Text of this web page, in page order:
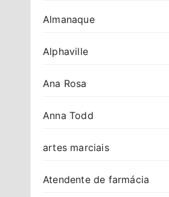
Almanaque
Alphaville
Ana Rosa
Anna Todd
artes marciais
Atendente de farmácia